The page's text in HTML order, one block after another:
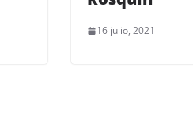
16 julio, 2021